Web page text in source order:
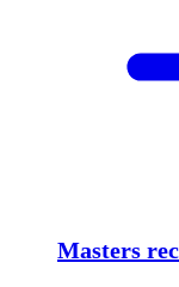
Masters